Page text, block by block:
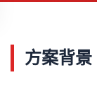
方案背景